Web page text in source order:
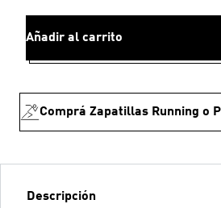
Añadir al carrito
Comprá Zapatillas Running o
Descripción